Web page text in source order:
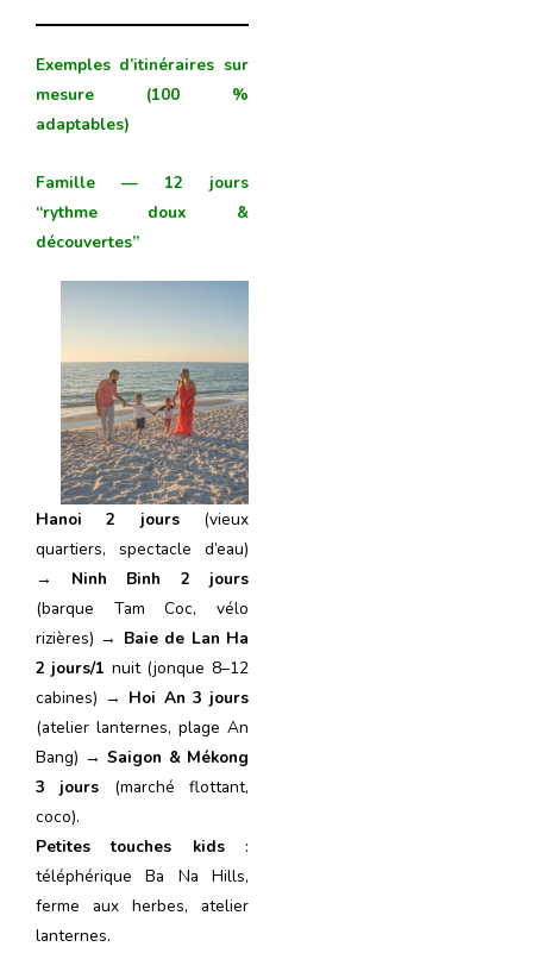
Exemples d’itinéraires sur
mesure (100 %
adaptables)
Famille — 12 jours
“rythme doux &
découvertes”
Hanoi 2 jours(vieux
quartiers, spectacle d’eau)
→ Ninh Binh 2 jours
(barque Tam Coc, vélo
rizières) → Baie de Lan Ha
2 jours/1 nuit (jonque 8–12
cabines) → Hoi An 3 jours
(atelier lanternes, plage An
Bang) →Saigon & Mékong
3 jours (marché flottant,
coco).
Petites touches kids:
téléphérique Ba Na Hills,
ferme aux herbes, atelier
lanternes.